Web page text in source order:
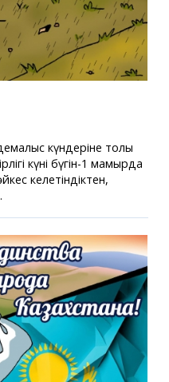
күндеріне толы
күні бүгін-1 мамырда
келетіндіктен,